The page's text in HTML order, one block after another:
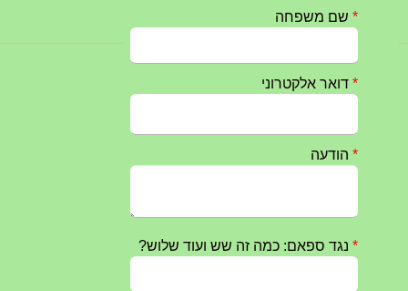
חרבות ברזל – הודעה 1 – 14.10.2023